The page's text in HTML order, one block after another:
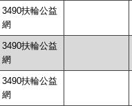
3490扶輪公益
網
3490扶輪公益
網
3490扶輪公益
網